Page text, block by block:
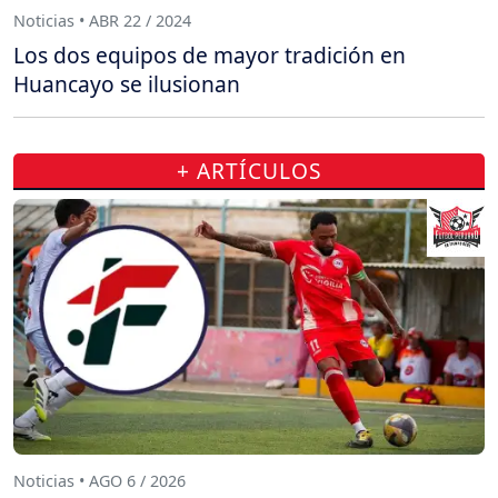
Noticias • ABR 22 / 2024
Los dos equipos de mayor tradición en
Huancayo se ilusionan
+ ARTÍCULOS
Noticias • AGO 6 / 2026